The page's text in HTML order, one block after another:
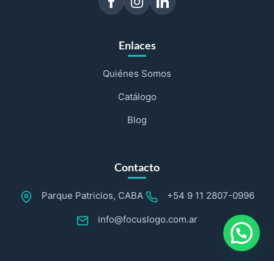
Enlaces
Quiénes Somos
Catálogo
Blog
Contacto
Parque Patricios, CABA +54 9 11 2807-0996
info@focuslogo.com.ar